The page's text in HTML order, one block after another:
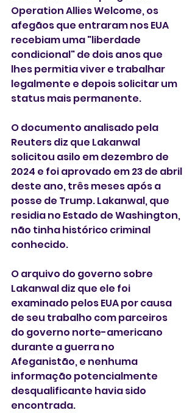
Operation Allies Welcome, os
afegãos que entraram nos EUA
recebiam uma "liberdade
condicional" de dois anos que
lhes permitia viver e trabalhar
legalmente e depois solicitar um
status mais permanente.
O documento analisado pela
Reuters diz que Lakanwal
solicitou asilo em dezembro de
2024 e foi aprovado em 23 de abril
deste ano, três meses após a
posse de Trump. Lakanwal, que
residia no Estado de Washington,
não tinha histórico criminal
conhecido.
O arquivo do governo sobre
Lakanwal diz que ele foi
examinado pelos EUA por causa
de seu trabalho com parceiros
do governo norte-americano
durante a guerra no
Afeganistão, e nenhuma
informação potencialmente
desqualificante havia sido
encontrada.